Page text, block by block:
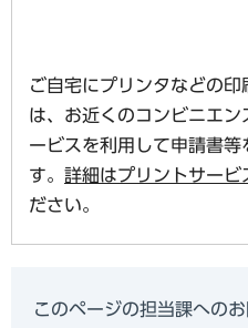
ご自宅にプリンタなどの
は、お近くのコンビニエ
ービスを利用して申請書
す。 詳細はプリントサービ
ださい。
このページの担当課への